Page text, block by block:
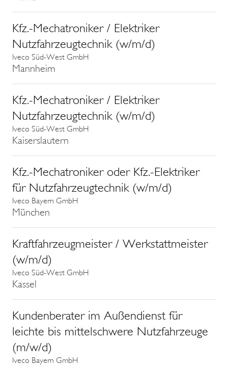
Kfz.-Mechatroniker / Elektriker
Nutzfahrzeugtechnik (w/m/d)
Iveco Süd-West GmbH
Mannheim
Kfz.-Mechatroniker / Elektriker
Nutzfahrzeugtechnik (w/m/d)
Iveco Süd-West GmbH
Kaiserslautern
Kfz.-Mechatroniker oder Kfz.-Elektriker
für Nutzfahrzeugtechnik (w/m/d)
Iveco Bayern GmbH
München
Kraftfahrzeugmeister / Werkstattmeister
(w/m/d)
Iveco Süd-West GmbH
Kassel
Kundenberater im Außendienst für
leichte bis mittelschwere Nutzfahrzeuge
(m/w/d)
Iveco Bayern GmbH